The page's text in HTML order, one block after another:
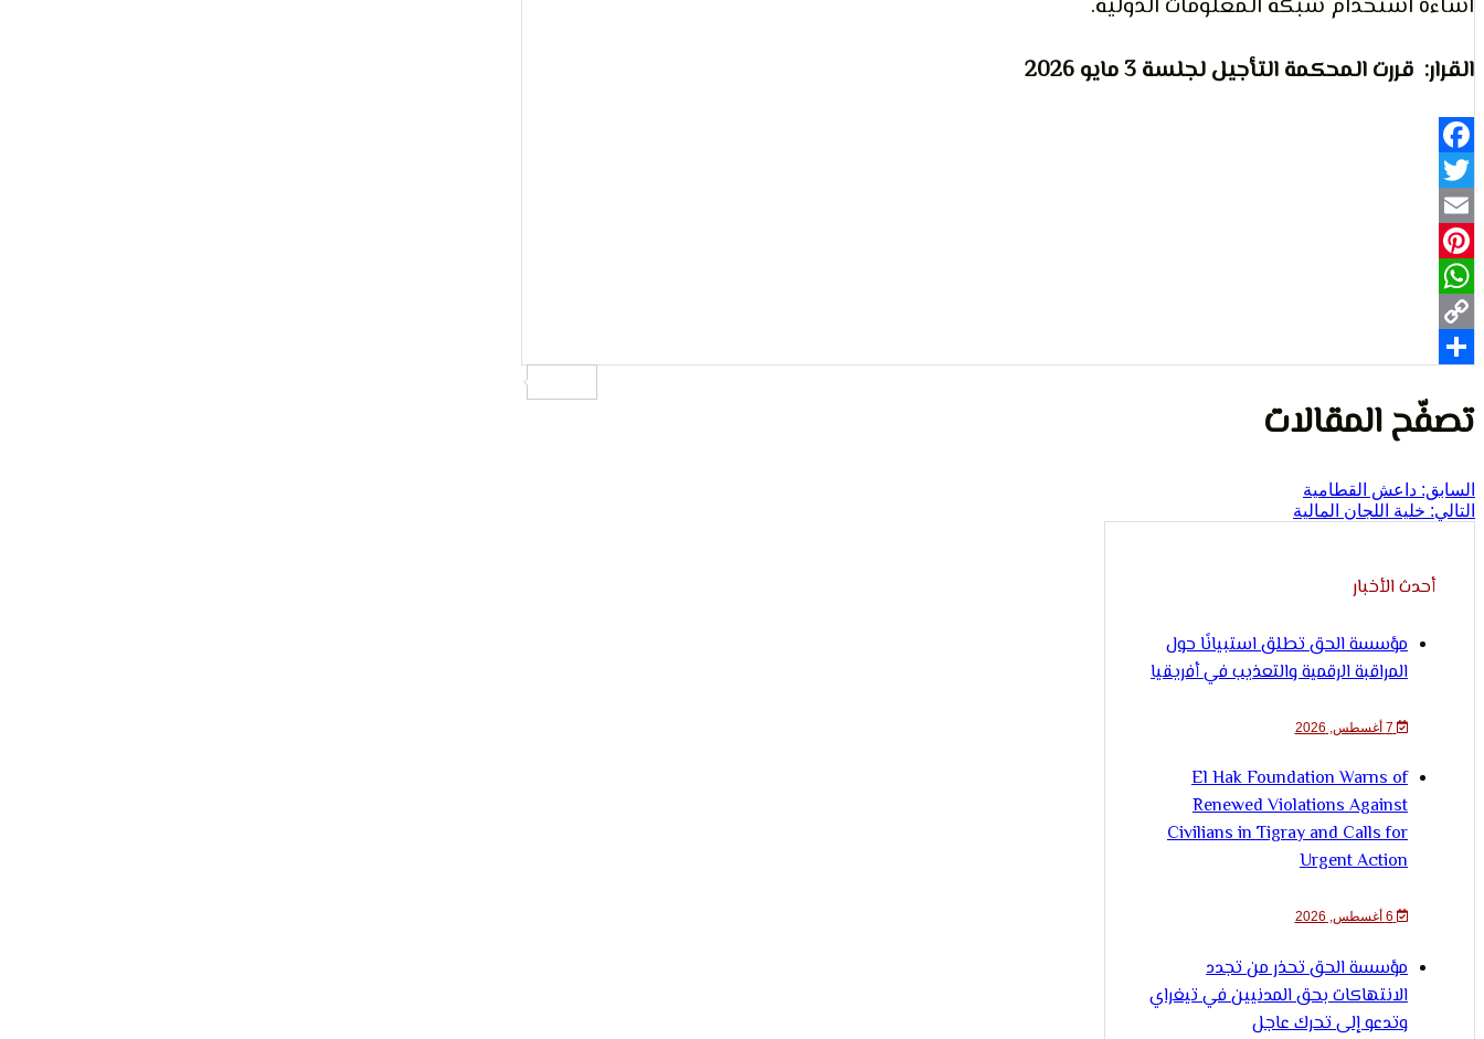
اساءة استخدام شبكة المعلومات الدولية.
القرار: قررت المحكمة التأجيل لجلسة 3 مايو 2026
Facebook
Twitter
Email
Pinterest
WhatsApp
Copy
تصفّح المقالات
السابق: داعش القطامية
التالي: خلية اللجان المالية
أحدث الأخبار
مؤسسة الحق تطلق استبيانًا حول
المراقبة الرقمية والتعذيب في أفريقيا
El Hak Foundation Warns of
Renewed Violations Against
Civilians in Tigray and Calls for
Urgent Action
مؤسسة الحق تحذر من تجدد
الانتهاكات بحق المدنيين في تيغراي
وتدعو إلى تحرك عاجل